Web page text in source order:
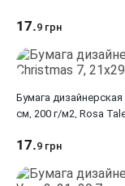
17.9 грн
Бумага
см, 200 г/м2, Rosa
17.9 грн